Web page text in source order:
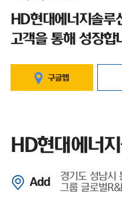
HD현대에너지솔루
고객을 통해 성장합
구글맵
HD현대에너
Add
경기도 성남시
그룹 글로벌